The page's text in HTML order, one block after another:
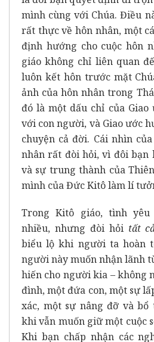
mình cùng với Chúa. Điều
rất thực về hôn nhân, một
định hướng cho cuộc hôn
giáo không chỉ liên quan
luôn kết hôn trước mặt
ảnh của hôn nhân trong
đó là một dấu chỉ của Giao
với con người, và Giao ước
chuyện cả đời. Cái nhìn
nhân rất đòi hỏi, vì đôi bạn
và sự trung thành của
mình của Đức Kitô làm lí
Trong Kitô giáo, tình
nhiều, nhưng đòi hỏi tất
biểu lộ khi người ta hoàn
người này muốn nhận lãnh
hiến cho người kia – không
đình, một đứa con, một sự
xác, một sự nâng đỡ và bổ
khi vẫn muốn giữ một cuộc
Khi bạn chấp nhận các